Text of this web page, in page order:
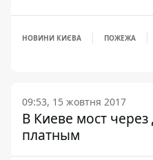
НОВИНИ КИЄВА ПОЖЕЖА
09:53, 15 жовтня 2017
В Киеве мост
платным